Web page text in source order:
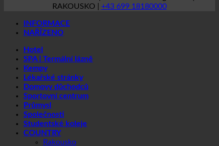
Domovy důchodců
Sportovní centrum
Společnosti
Studentské koleje
COUNTRY
Rakousko
Chorvatsko
Německo
Irsko
Itálie
Maďarsko
Lucembursko
Lotyšsko